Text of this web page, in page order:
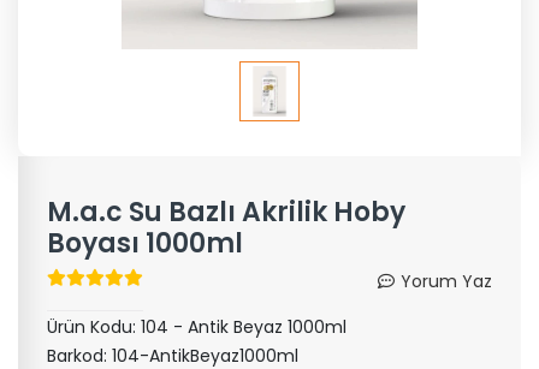
M.a.c Su Bazlı Akrilik Hoby
Boyası 1000ml
Yorum Yaz
Ürün Kodu: 104 - Antik Beyaz 1000ml
Barkod: 104-AntikBeyaz1000ml